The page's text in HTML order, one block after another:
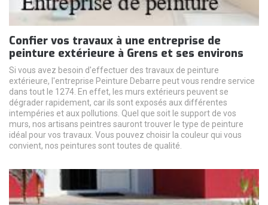
Confier vos travaux à une entreprise de
peinture extérieure à Grens et ses environs
Si vous avez besoin d'effectuer des travaux de peinture
extérieure, l'entreprise Peinture Debarre peut vous rendre service
dans tout le 1274. En effet, les murs extérieurs peuvent se
dégrader rapidement, car ils sont exposés aux différentes
intempéries et aux pollutions. Quel que soit le support de vos
murs, nos artisans peintres sauront trouver le type de peinture
idéal pour vos travaux. Vous pouvez choisir la couleur qui vous
convient, nos peintures sont toutes de qualité.